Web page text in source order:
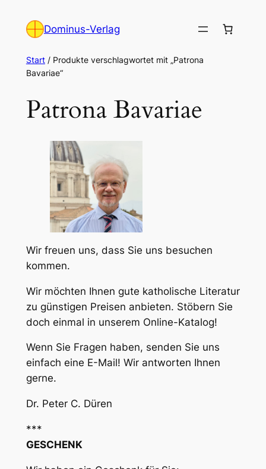
Inhalt
Dominus-Verlag
Start/ Produkte verschlagwortet mit „Patrona
Bavariae“
Patrona Bavariae
Wir freuen uns, dass Sie uns besuchen
kommen.
Wir möchten Ihnen gute katholische Literatur
zu günstigen Preisen anbieten. Stöbern Sie
doch einmal in unserem Online-Katalog!
Wenn Sie Fragen haben, senden Sie uns
einfach eine E-Mail! Wir antworten Ihnen
gerne.
Dr. Peter C. Düren
***
GESCHENK